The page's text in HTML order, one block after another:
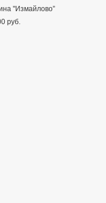
"Измайлово”
pуб.